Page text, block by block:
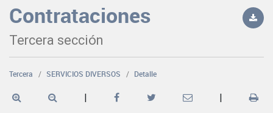
Contrataciones
Tercera sección
Tercera SERVICIOS DIVERSOS Detalle
| |